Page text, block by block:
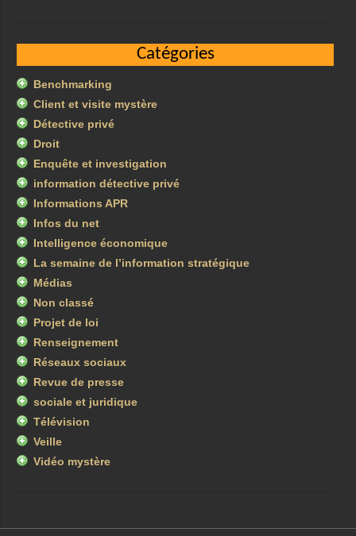
Catégories
Benchmarking
Client et visite mystère
Détective privé
Droit
Enquête et investigation
information détective privé
Informations APR
Infos du net
Intelligence économique
La semaine de l’information stratégique
Médias
Non classé
Projet de loi
Renseignement
Réseaux sociaux
Revue de presse
sociale et juridique
Télévision
Veille
Vidéo mystère